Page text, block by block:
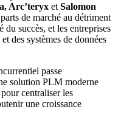
Arc’teryx et Salomon
de marché au détriment
du succès, et les entreprises
des systèmes de données
passe
solution PLM moderne
centraliser les
une croissance